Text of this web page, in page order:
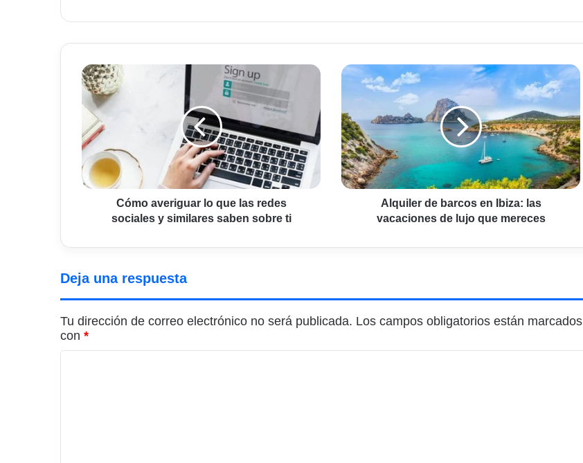
Cómo
averiguar
lo
que
las
redes
sociales
y
similares
Cómo averiguar lo que las redes
sociales y similares saben sobre ti
Alquiler
barcos
en
Ibiza:
las
vacaciones
de
lujo
mereces
Alquiler de barcos en Ibiza: las
vacaciones de lujo que mereces
Deja una respuesta
Tu dirección de correo electrónico no será publicada. Los campos obligatorios están marcados
con *